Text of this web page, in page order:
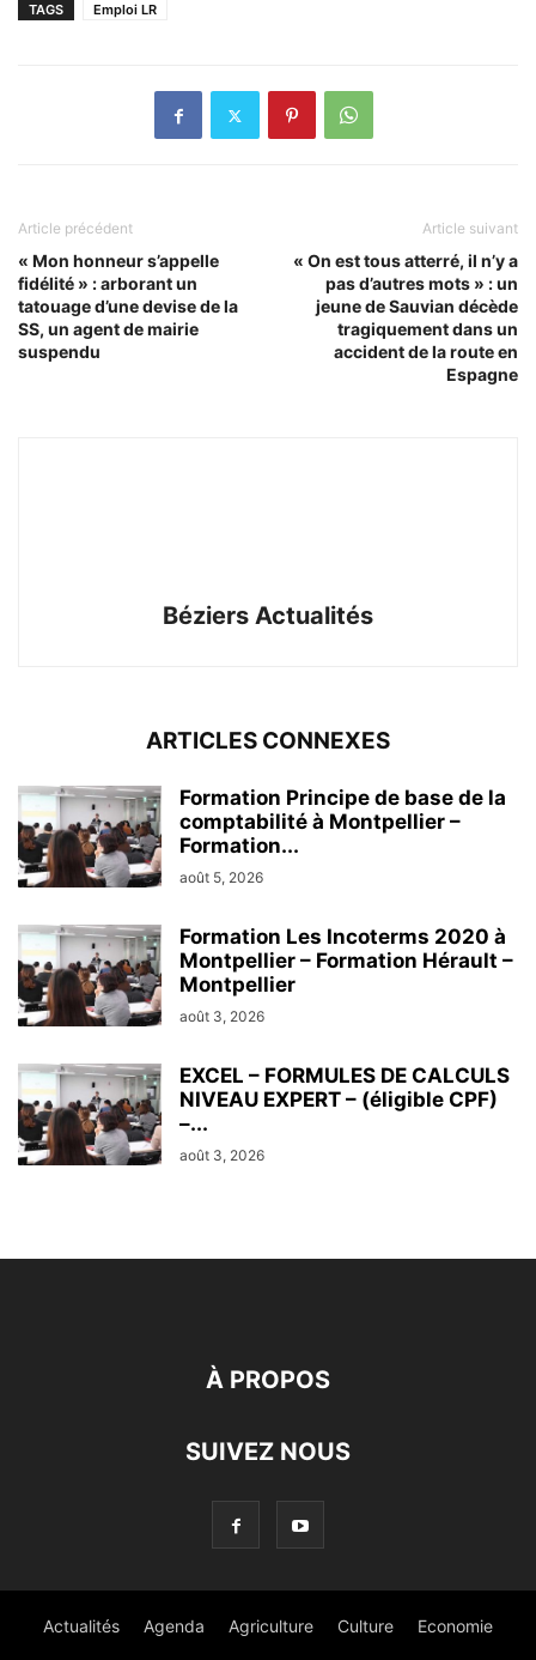
TAGS Emploi LR
Article précédent
« Mon honneur s’appelle
fidélité » : arborant un
tatouage d’une devise de la
SS, un agent de mairie
suspendu
Article suivant
« On est tous atterré, il n’y a
pas d’autres mots » : un
jeune de Sauvian décède
tragiquement dans un
accident de la route en
Espagne
Béziers Actualités
ARTICLES CONNEXES
Formation Principe de base de la
comptabilité à Montpellier –
Formation...
août 5, 2026
Formation Les Incoterms 2020 à
Montpellier – Formation Hérault –
Montpellier
août 3, 2026
EXCEL – FORMULES DE CALCULS
NIVEAU EXPERT – (éligible CPF)
–...
août 3, 2026
À PROPOS
SUIVEZ NOUS
Actualités Agenda Agriculture Culture Economie